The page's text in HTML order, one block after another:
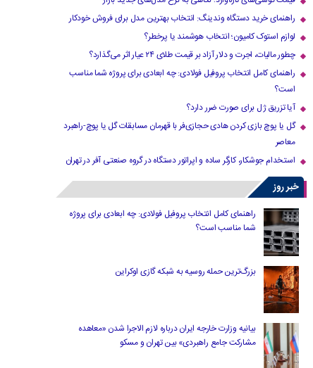
راهنمای خرید دستگاه وندینگ: انتخاب بهترین مدل برای فروش خودکار
لوازم استوک کامیون؛ انتخاب هوشمند یا پرخطر؟
چطور مالیات، اجرت و دلار آزاد بر قیمت طلای ۲۴ عیار اثر می‌گذارد؟
راهنمای کامل انتخاب پروفیل فولادی: چه ابعادی برای پروژه شما مناسب
است؟
آیا تزریق ژل برای صورت ضرر دارد​؟
گل یا پوچ بازی کردن هادی حجازی‌فر با قهرمان مسابقات گل یا پوچ-راهبرد
معاصر
استخدام جوشکار، کارگر ساده و اپراتور دستگاه در گروه صنعتی آفر در تهران
خبر روز
راهنمای کامل انتخاب پروفیل فولادی: چه ابعادی برای پروژه
شما مناسب است؟
بزرگ‌ترین حمله روسیه به شبکه گازی اوکراین
بیانیه وزارت خارجه ایران درباره لازم‌ الاجرا شدن «معاهده
مشارکت جامع راهبردی» بین تهران و مسکو